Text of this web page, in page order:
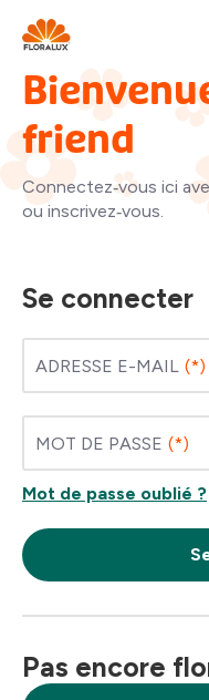
friend
Connectez‑vous ici
ou inscrivez‑vous.
Se connecter
ADRESSE E-MAIL
MOT DE PASSE
Mot de passe oublié ?
Pas encore